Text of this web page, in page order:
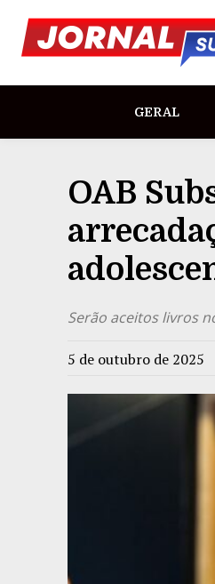
GERAL
OAB
Serão aceitos livros
5 de outubro de 2025